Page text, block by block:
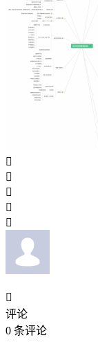






评论
0 条评论